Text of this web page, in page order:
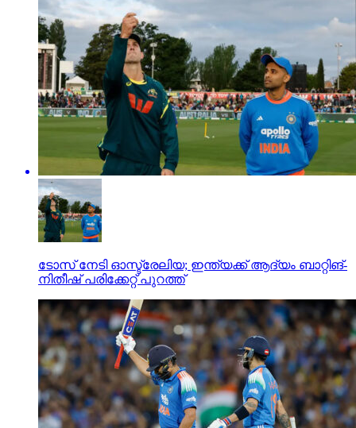
ടോസ് നേടി ഓസ്ട്രേലിയ; ഇന്ത്യക്ക് ആദ്യം ബാറ്റിങ്-
നിതീഷ് പരിക്കേറ്റ് പുറത്ത്